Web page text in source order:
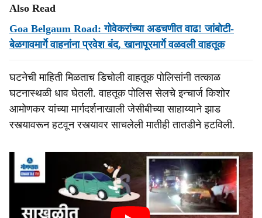
Also Read
Goa Belgaum Road: गोवेकरांच्या अडचणीत वाढ! जांबोटी-
बेळगावमार्गे वाहनांना प्रवेश बंद, खानापूरमार्गे वळवली वाहतूक
घटनेची माहिती मिळताच डिचोली वाहतूक पोलिसांनी तत्काळ
घटनास्थळी धाव घेतली. वाहतूक पोलिस सेलचे इन्चार्ज किशोर
आमोणकर यांच्या मार्गदर्शनाखाली जेसीबीच्या साहाय्याने झाड
रस्त्यावरून हटवून रस्त्यावर साचलेली मातीही तातडीने हटविली.